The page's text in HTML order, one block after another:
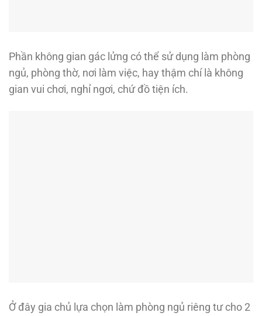
Phần không gian gác lửng có thể sử dụng làm phòng
ngủ, phòng thờ, nơi làm việc, hay thậm chí là không
gian vui chơi, nghỉ ngơi, chứ đồ tiện ích.
Ở đây gia chủ lựa chọn làm phòng ngủ riêng tư cho 2